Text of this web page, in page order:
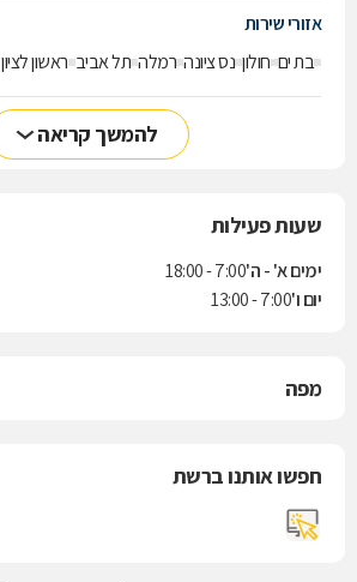
אזורי שירות
בת ים חולון נס ציונה רמלה תל אביב ראשון לציון
להמשך קריאה
שעות פעילות
ימים א' - ה'7:00 - 18:00
יום ו'7:00 - 13:00
מפה
חפשו אותנו ברשת